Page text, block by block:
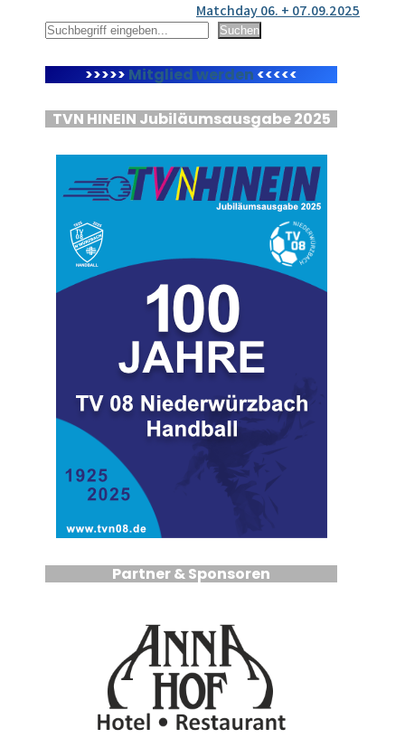
Matchday 06. + 07.09.2025
Suchen
Suchen
>>>>> Mitglied werden <<<<<
TVN HINEIN Jubiläumsausgabe 2025
Partner & Sponsoren